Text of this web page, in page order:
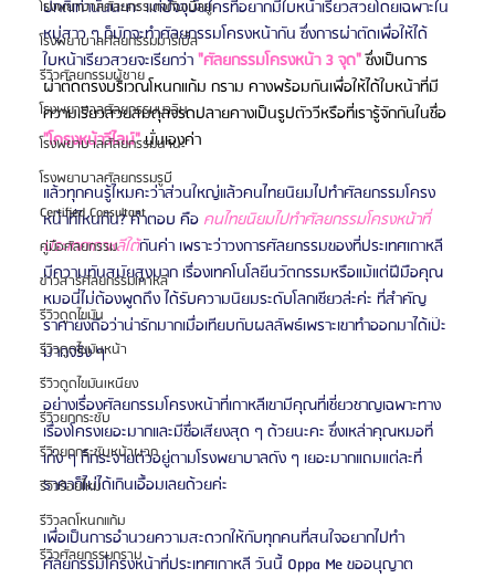
โรงพยาบาลศัลยกรรมเจดับเบิลยู
โรงพยาบาลศัลยกรรมมาร์เบิ้ล
รีวิวศัลยกรรมผู้ชาย
โรงพยาบาลศัลยกรรมมาอิน
โรงพยาบาลศัลยกรรมนานะ
โรงพยาบาลศัลยกรรมรูบี
Certified Consultant
คู่มือศัลยกรรม
ข่าวสารศัลยกรรมเกาหลี
รีวิวดูดไขมัน
รีวิวดูดไขมันหน้า
รีวิวดูดไขมันเหนียง
รีวิวยกกระชับ
รีวิวยกกระชับหน้าผาก
รีวิวร้อยไหม
รีวิวลดโหนกแก้ม
รีวิวศัลยกรรมกราม
ปกติเท่านั้นนะคะ แต่ปัจจุบันใครที่อยากมีใบหน้าเรียวสวยโดยเฉพาะใน
หมู่สาว ๆ ก็มักจะทำศัลยกรรมโครงหน้ากัน ซึ่งการผ่าตัดเพื่อให้ได้
ใบหน้าเรียวสวยจะเรียกว่า "ศัลยกรรมโครงหน้า 3 จุด" ซึ่งเป็นการ
ผ่าตัดตรงบริเวณโหนกแก้ม กราม คางพร้อมกันเพื่อให้ได้ใบหน้าที่มี
ความเรียวสวยสมดุลจรดปลายคางเป็นรูปตัววีหรือที่เรารู้จักกันในชื่อ
"โครงหน้าวีไลน์" นั่นเองค่า
แล้วทุกคนรู้ไหมคะว่าส่วนใหญ่แล้วคนไทยนิยมไปทำศัลยกรรมโครง
หน้าที่ไหนกัน? คำตอบ คือ คนไทยนิยมไปทำศัลยกรรมโครงหน้าที่
ประเทศเกาหลีใต้กันค่า เพราะว่าวงการศัลยกรรมของที่ประเทศเกาหลี
มีความทันสมัยสูงมาก เรื่องเทคโนโลยีนวัตกรรมหรือแม้แต่ฝีมือคุณ
หมอนี่ไม่ต้องพูดถึง ได้รับความนิยมระดับโลกเชียวล่ะค่ะ ที่สำคัญ
ราคายังถือว่าน่ารักมากเมื่อเทียบกับผลลัพธ์เพราะเขาทำออกมาได้เป๊ะ
มากจริง ๆ
อย่างเรื่องศัลยกรรมโครงหน้าที่เกาหลีเขามีคุณที่เชี่ยวชาญเฉพาะทาง
เรื่องโครงเยอะมากและมีชื่อเสียงสุด ๆ ด้วยนะคะ ซึ่งเหล่าคุณหมอที่
เก่ง ๆ ก็กระจายตัวอยู่ตามโรงพยาบาลดัง ๆ เยอะมากแถมแต่ละที่
ราคาก็ไม่ได้เกินเอื้อมเลยด้วยค่ะ
เพื่อเป็นการอำนวยความสะดวกให้กับทุกคนที่สนใจอยากไปทำ
ศัลยกรรมโครงหน้าที่ประเทศเกาหลี วันนี้ Oppa Me ขออนุญาต